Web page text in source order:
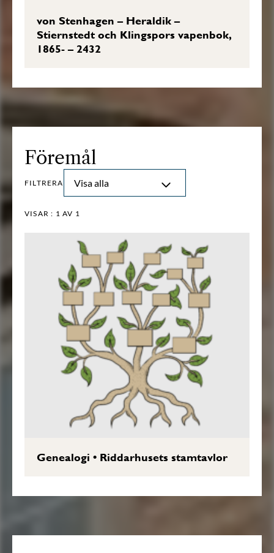
von Stenhagen – Heraldik –
Stiernstedt och Klingspors vapenbok,
1865- – 2432
Föremål
FILTRERA Visa alla
VISAR : 1 AV 1
Genealogi • Riddarhusets stamtavlor